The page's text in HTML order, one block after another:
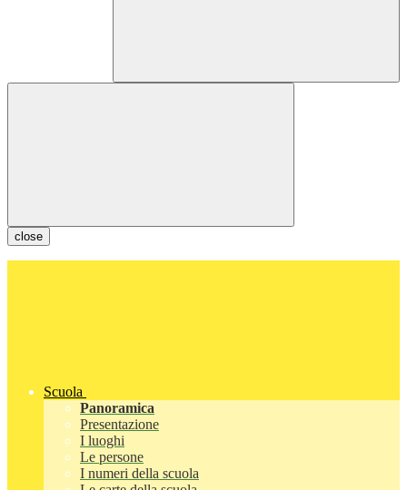
close
Scuola
Panoramica
Presentazione
I luoghi
Le persone
I numeri della scuola